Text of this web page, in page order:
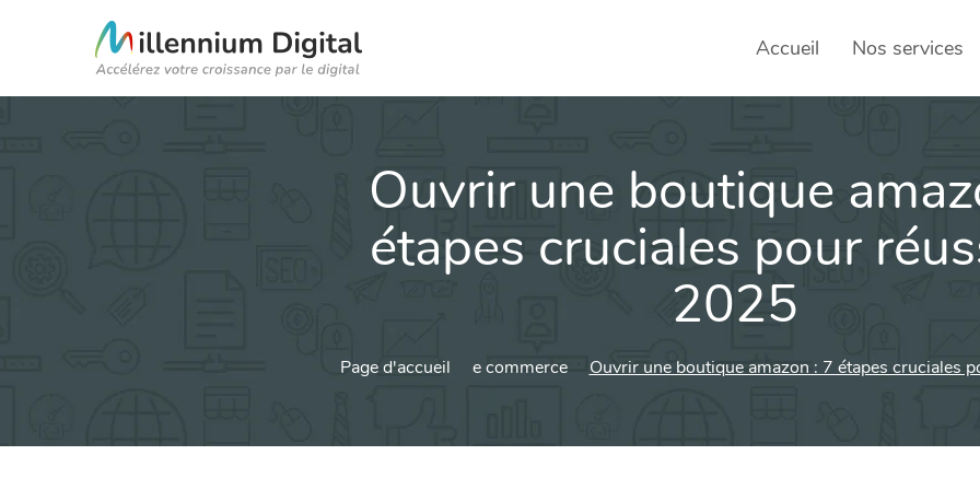
Accueil Nos services
SEO
Ouvrir une boutique
étapes cruciales pour
2025
Page d'accueil e commerce Ouvrir une boutique amazon : 7 étapes cruciales